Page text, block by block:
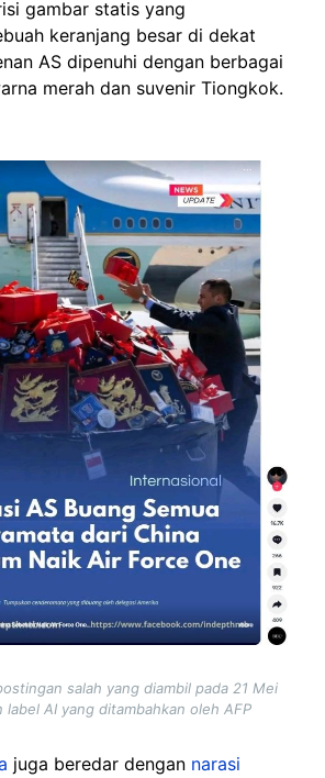
gambar statis yang
keranjang besar di dekat
AS dipenuhi dengan berbagai
merah dan suvenir Tiongkok.
salah yang diambil pada 21 Mei
label AI yang ditambahkan oleh AFP
juga beredar dengan narasi